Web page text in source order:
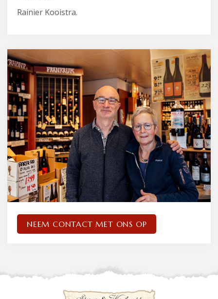
Rainier Kooistra.
NEEM CONTACT MET ONS OP